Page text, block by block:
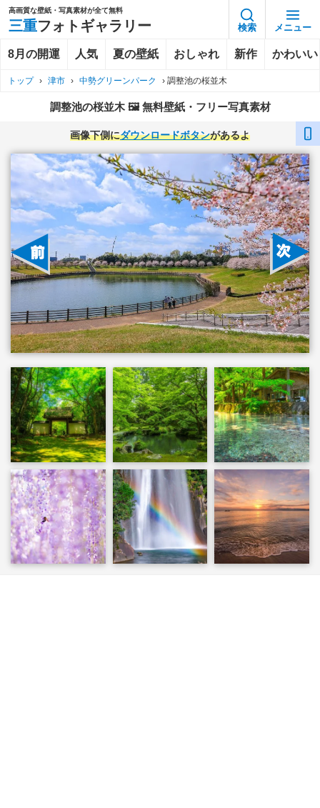
高画質な壁紙・写真素材が全て無料
三重フォトギャラリー 検索 メニュー
8月の開運 人気 夏の壁紙 おしゃれ 新作 かわいい
トップ › 津市 › 中勢グリーンパーク › 調整池の桜並木
調整池の桜並木 🖼️ 無料壁紙・フリー写真素材
画像下側にダウンロードボタンがあるよ